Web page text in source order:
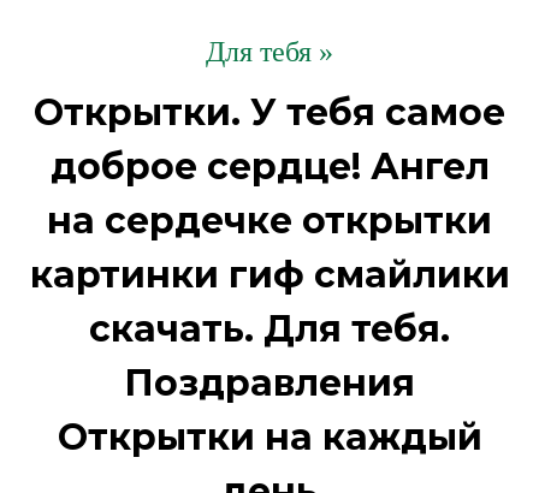
Для тебя »
Открытки. У тебя самое
доброе сердце! Ангел
на сердечке открытки
картинки гиф смайлики
скачать. Для тебя.
Поздравления
Открытки на каждый